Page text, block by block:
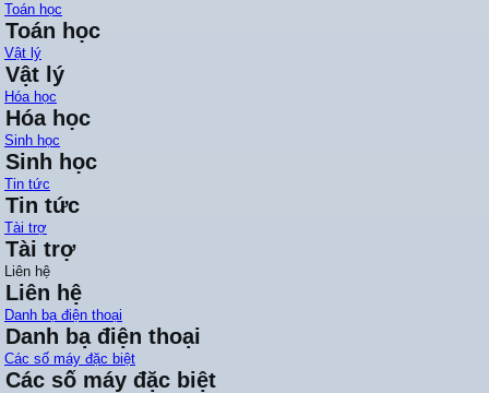
Toán học
Toán học
Vật lý
Vật lý
Hóa học
Hóa học
Sinh học
Sinh học
Tin tức
Tin tức
Tài trợ
Tài trợ
Liên hệ
Liên hệ
Danh bạ điện thoại
Danh bạ điện thoại
Các số máy đặc biệt
Các số máy đặc biệt